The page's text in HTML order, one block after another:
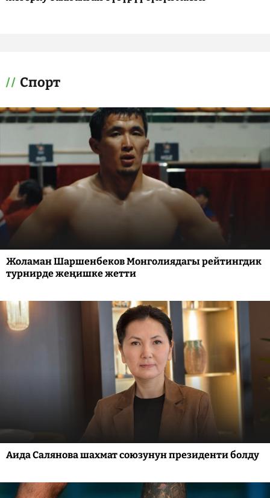
Спорт
Жоламан Шаршенбеков Монголиядагы рейтингдик
турнирде жеңишке жетти
Аида Салянова шахмат союзунун президенти болду